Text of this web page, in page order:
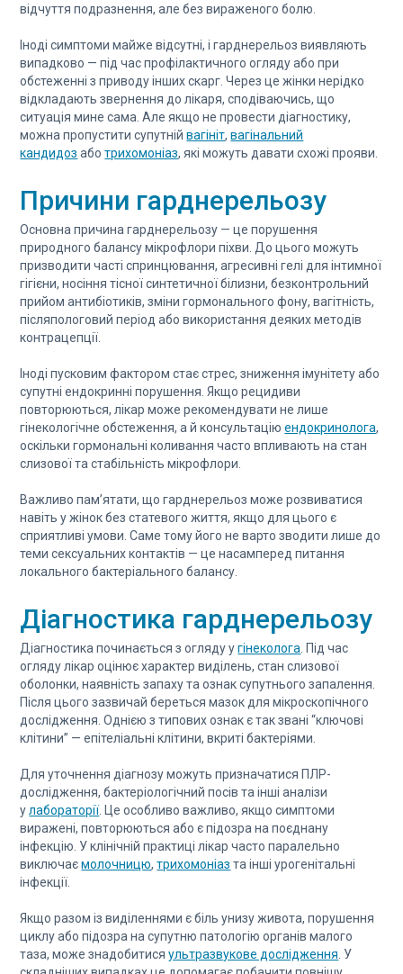
відчуття подразнення, але без вираженого болю.
Іноді симптоми майже відсутні, і гарднерельоз виявляють
випадково — під час профілактичного огляду або при
обстеженні з приводу інших скарг. Через це жінки нерідко
відкладають звернення до лікаря, сподіваючись, що
ситуація мине сама. Але якщо не провести діагностику,
можна пропустити супутнійвагініт,вагінальний
кандидоз аботрихомоніаз, які можуть давати схожі прояви.
Причини гарднерельозу
Основна причина гарднерельозу — це порушення
природного балансу мікрофлори піхви. До цього можуть
призводити часті спринцювання, агресивні гелі для інтимної
гігієни, носіння тісної синтетичної білизни, безконтрольний
прийом антибіотиків, зміни гормонального фону, вагітність,
післяпологовий період або використання деяких методів
контрацепції.
Іноді пусковим фактором стає стрес, зниження імунітету або
супутні ендокринні порушення. Якщо рецидиви
повторюються, лікар може рекомендувати не лише
гінекологічне обстеження, а й консультаціюендокринолога,
оскільки гормональні коливання часто впливають на стан
слизової та стабільність мікрофлори.
Важливо пам’ятати, що гарднерельоз може розвиватися
навіть у жінок без статевого життя, якщо для цього є
сприятливі умови. Саме тому його не варто зводити лише до
теми сексуальних контактів — це насамперед питання
локального бактеріального балансу.
Діагностика гарднерельозу
Діагностика починається з огляду угінеколога . Під час
огляду лікар оцінює характер виділень, стан слизової
оболонки, наявність запаху та ознак супутнього запалення.
Після цього зазвичай береться мазок для мікроскопічного
дослідження. Однією з типових ознак є так звані “ключові
клітини” — епітеліальні клітини, вкриті бактеріями.
Для уточнення діагнозу можуть призначатися ПЛР-
дослідження, бактеріологічний посів та інші аналізи
улабораторії . Це особливо важливо, якщо симптоми
виражені, повторюються або є підозра на поєднану
інфекцію. У клінічній практиці лікар часто паралельно
виключаємолочницю,трихомоніаз та інші урогенітальні
інфекції.
Якщо разом із виділеннями є біль унизу живота, порушення
циклу або підозра на супутню патологію органів малого
таза, може знадобитисяультразвукове дослідження . У